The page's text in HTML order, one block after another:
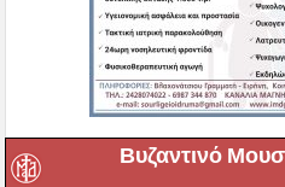
Βυζαντινό